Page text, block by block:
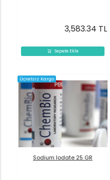
Sepete Ekle
3,583.34 TL
Ücretsiz Kargo
Sodium Iodate 25 GR